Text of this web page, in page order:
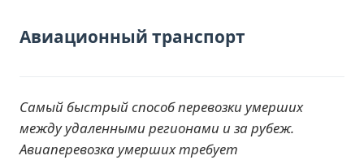
Авиационный транспорт
Самый быстрый способ перевозки умерших
между удаленными регионами и за рубеж.
Авиаперевозка умерших требует